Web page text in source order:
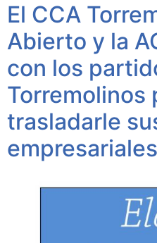
El CCA
Abierto y la
con los
Torremolinos
trasladarle
empresariales